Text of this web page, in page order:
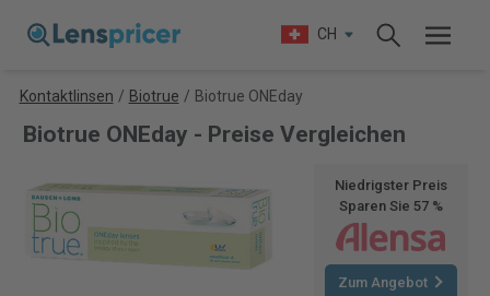
CH
Kontaktlinsen / Biotrue / Biotrue ONEday
Biotrue ONEday - Preise Vergleichen
Niedrigster Preis
Sparen Sie 57 %
Zum Angebot